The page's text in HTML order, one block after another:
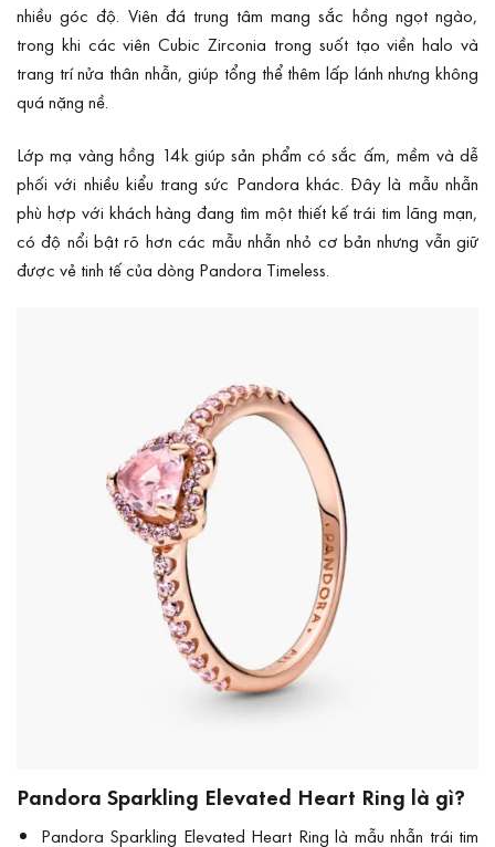
nhiều góc độ. Viên đá trung tâm mang sắc hồng ngọt ngào,
trong khi các viên Cubic Zirconia trong suốt tạo viền halo và
trang trí nửa thân nhẫn, giúp tổng thể thêm lấp lánh nhưng không
quá nặng nề.
Lớp mạ vàng hồng 14k giúp sản phẩm có sắc ấm, mềm và dễ
phối với nhiều kiểu trang sức Pandora khác. Đây là mẫu nhẫn
phù hợp với khách hàng đang tìm một thiết kế trái tim lãng mạn,
có độ nổi bật rõ hơn các mẫu nhẫn nhỏ cơ bản nhưng vẫn giữ
được vẻ tinh tế của dòng Pandora Timeless.
Pandora Sparkling Elevated Heart Ring là gì?
Pandora Sparkling Elevated Heart Ring là mẫu nhẫn trái tim